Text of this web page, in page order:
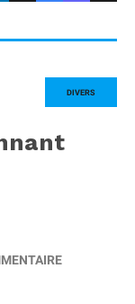
DIVERS